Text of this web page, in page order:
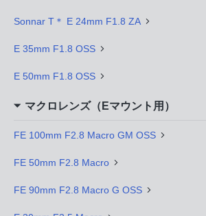
Sonnar T＊ E 24mm F1.8 ZA
E 35mm F1.8 OSS
E 50mm F1.8 OSS
マクロレンズ（Eマウント用）
FE 100mm F2.8 Macro GM OSS
FE 50mm F2.8 Macro
FE 90mm F2.8 Macro G OSS